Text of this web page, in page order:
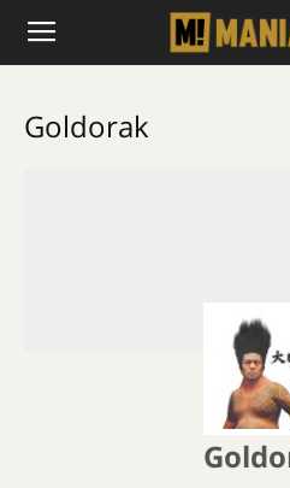
Goldorak